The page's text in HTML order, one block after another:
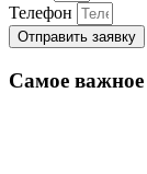
Телефон
Отправить заявку
Самое